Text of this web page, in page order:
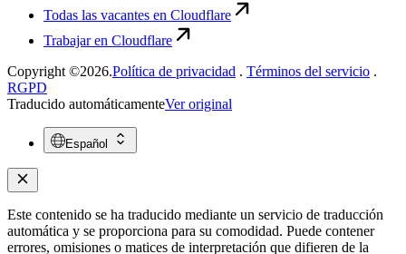
Todas las vacantes en Cloudflare
Trabajar en Cloudflare
Copyright ©2026.Política de privacidad . Términos del servicio .
RGPD
Traducido automáticamenteVer original
Español
Este contenido se ha traducido mediante un servicio de traducción
automática y se proporciona para su comodidad. Puede contener
errores, omisiones o matices de interpretación que difieren de la